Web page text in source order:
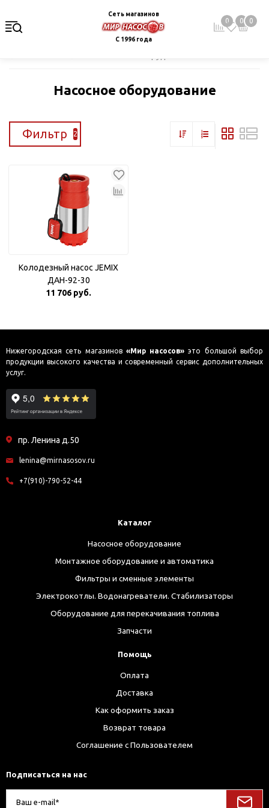
Сеть магазинов
С 1996 года
0 0 0
Насосное оборудование
Фильтр 2
Колодезный насос JEMIX
ДАН-92-30
11 706 руб.
Нижегородская сеть магазинов «Мир насосов» это большой выбор
продукции высокого качества и современный сервис дополнительных
услуг.
пр. Ленина д.50
lenina@mirnasosov.ru
+7(910)-790-52-44
Каталог
Насосное оборудование
Монтажное оборудование и автоматика
Фильтры и сменные элементы
Электрокотлы. Водонагреватели. Стабилизаторы
Оборудование для перекачивания топлива
Запчасти
Помощь
Оплата
Доставка
Как оформить заказ
Возврат товара
Соглашение с Пользователем
Подписаться на нас